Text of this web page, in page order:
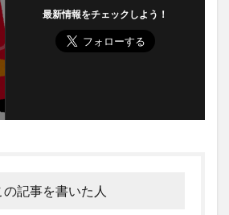
最新情報をチェックしよう！
の記事を書いた人